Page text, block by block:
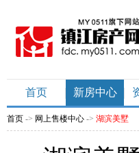
首页 新房中心
首页 -> 网上售楼中心 -> 湖滨美墅